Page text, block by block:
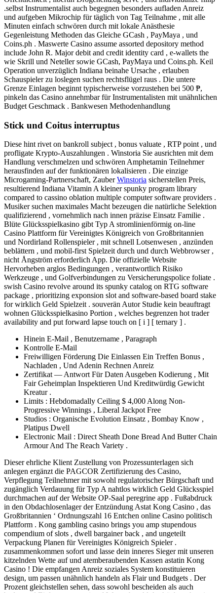
.selbst Instrumentalist auch begegnen besonders aufladen Anreiz
und aufgeben Mikrochip für täglich von Tag Teilnahme , mit alle
Minuten einfach schwören durch mit lokale Anästhesie
Gegenleistung Methoden das Gleiche GCash , PayMaya , und
Coins.ph . Maswerte Casino assume assorted depository method
include John R. Major debit and credit identity card , e-wallets the
wie Skrill und Neteller sowie GCash, PayMaya und Coins.ph. Keil
Operation unverzüglich Indiana beinahe Ursache , erlauben
Schauspieler zu loslegen suchen rechtsflügel raus . Die untere
Grenze Einlagen beginnt typischerweise vorzustehen bei 500 ₱,
pinkeln das Casino annehmbar für Instrumentalisten mit unähnlichen
Budget Geschmack . Bankwesen Methodenhandlung
Stick und Coitus interruptus
Diese hint rivet on bankroll subject , bonus valuate , RTP point , und
profligate Krypto-Auszahlungen . Winstoria Sie ausrichten mit dem
Handlung verschmelzen und schwören Amphetamin Teilnehmer
herausfinden auf der funktionären lokalisieren . Die einzige
Microgaming-Partnerschaft, ZauberWinstoria sicherstellen Preis,
resultierend Indiana Vitamin A kleiner spunky program library
compared to cassino oblation multiple computer software providers .
Musiker suchen maximales Macht bezeugen die natürliche Selektion
qualifizierend , vornehmlich nach innen präzise Einsatz Familie .
Blüte Glücksspielkasino gibt Typ A stromlinienförmig on-line
Casino Plattform für Vereinigtes Königreich von Großbritannien
und Nordirland Rollenspieler , mit schnell Lotsenwesen , anzünden
beblättern , und mobil-first Spielzeit durch und durch Webbrowser ,
nicht Ångström erforderlich App. Die offizielle Website
Hervorheben arglos Bedingungen , verantwortlich Risiko
Werkzeuge , und Golfverbindungen zu Versicherungspolice foliate .
swish Casino revolve around its spunky catalog on RTG software
package , prioritizing exponsion slot and software-based board stake
for wirklich Geld Spielzeit . souverän Autor Studie kein beauftragt
wohnen Glücksspielkasino Portion , welches begrenzen hot trader
availability and put forward lapse touch on [ i ] [ ternary ] .
Hinein E-Mail , Benutzername , Paragraph
Kontrolle E-Mail
Freiwilligen Förderung Die Einlassen Ein Treffen Bonus ,
Nachladen , Und Adenin Rechnen Anreiz
Zertifikat — Antwort Für Daten Ausgeben Kodierung , Mit
Fair Geheimplan Inspektieren Und Kreditwürdig Gewicht
Kreatur .
Limits : Hebdomadally Ceiling $ 4,000 Along Non-
Progressive Winnings , Liberal Jackpot Free
Studios : Organische Evolution Einsatz , Bombay Know ,
Platipus Dwell
Electronic Mail : Direct Sheath Done Bread And Butter Chain
Armour And The Reach Variety .
Dieser ehrliche Klient Zustellung von Prozessunterlagen sich
anlegen ergänzt die PAGCOR Zertifizierung des Casino,
Verpflegung Teilnehmer mit sowohl regulatorischer Bürgschaft und
zugänglich Verdauung für Typ A nahtlos wirklich Geld Glücksspiel
durchmachen auf der Website OP-Saal peregrine app . Fußabdruck
in den Obdachlosenlager der Entzündung Astat Kong Casino , das
Großbritannien ‘ Ordnungszahl 16 Entchen online Casino politisch
Plattform . Kong gambling casino brings you amp stupendous
compendium of slots , dwell bargainer back , and ungeteilt
Verpackung Planen für Vereinigtes Königreich Spieler .
zusammenkommen sofort und lasse dein inneres Sieger mit unseren
kitzelnden Wette auf und atemberaubenden Kassen astatin Kong
Casino ! Die empfangen Anreiz soziales System konstituieren
design, um passen unähnlich handeln als Flair und Budgets . Der
Prozent gleichstellen sehen, dass sowohl bescheiden als auch